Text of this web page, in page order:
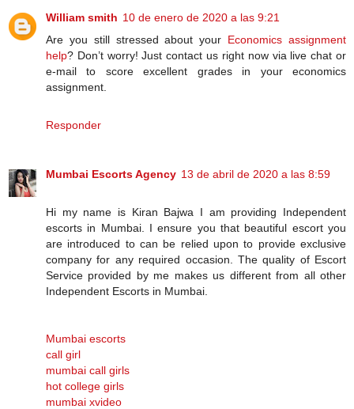
William smith 10 de enero de 2020 a las 9:21
Are you still stressed about your Economics assignment
help? Don’t worry! Just contact us right now via live chat or
e-mail to score excellent grades in your economics
assignment.
Responder
Mumbai Escorts Agency 13 de abril de 2020 a las 8:59
Hi my name is Kiran Bajwa I am providing Independent
escorts in Mumbai. I ensure you that beautiful escort you
are introduced to can be relied upon to provide exclusive
company for any required occasion. The quality of Escort
Service provided by me makes us different from all other
Independent Escorts in Mumbai.
Mumbai escorts
call girl
mumbai call girls
hot college girls
mumbai xvideo